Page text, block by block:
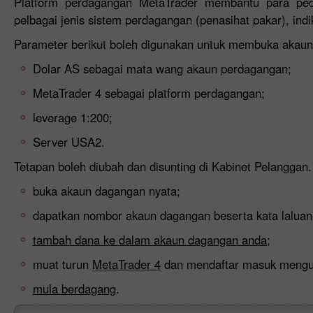
pelbagai jenis sistem perdagangan (penasihat pakar),
Parameter berikut boleh digunakan untuk membuka
Dolar AS sebagai mata wang akaun perdagangan;
MetaTrader 4 sebagai platform perdagangan;
leverage 1:200;
Server USA2.
Tetapan boleh diubah dan disunting di Kabinet
buka akaun dagangan nyata;
dapatkan nombor akaun dagangan beserta kata
tambah dana ke dalam akaun dagangan anda;
muat turun MetaTrader 4dan mendaftar masuk
mula berdagang.